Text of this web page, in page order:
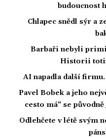
budoucnost
Chlapec snědl sýr a
Barbaři nebyli
Historii
AI napadla další
Pavel Bobek a jeho
cesto má“ se
Odlehčete v létě svým